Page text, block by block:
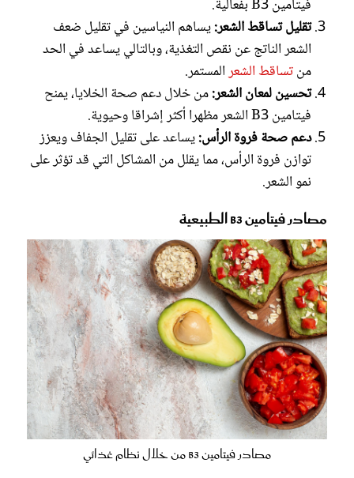
فيتامين B3 بفعالية.
تقليل تساقط الشعر:يساهم النياسين في تقليل ضعف
الشعر الناتج عن نقص التغذية، وبالتالي يساعد في الحد
منتساقط الشعرالمستمر.
تحسين لمعان الشعر:من خلال دعم صحة الخلايا، يمنح
فيتامين B3 الشعر مظهرا أكثر إشراقا وحيوية.
دعم صحة فروة الرأس:يساعد على تقليل الجفاف ويعزز
توازن فروة الرأس، مما يقلل من المشاكل التي قد تؤثر على
نمو الشعر.
مصادر فيتامين B3 الطبيعية
مصادر فيتامين B3 من خلال نظام غذائي